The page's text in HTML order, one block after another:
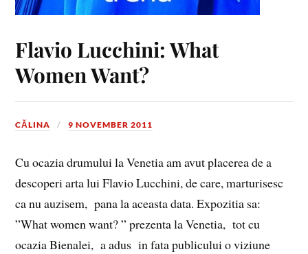
Flavio Lucchini: What
Women Want?
CĂLINA 9 NOVEMBER 2011
Cu ocazia drumului la Venetia am avut placerea de a
descoperi arta lui Flavio Lucchini, de care, marturisesc
ca nu auzisem, pana la aceasta data. Expozitia sa:
”What women want? ” prezenta la Venetia, tot cu
ocazia Bienalei, a adus in fata publicului o viziune